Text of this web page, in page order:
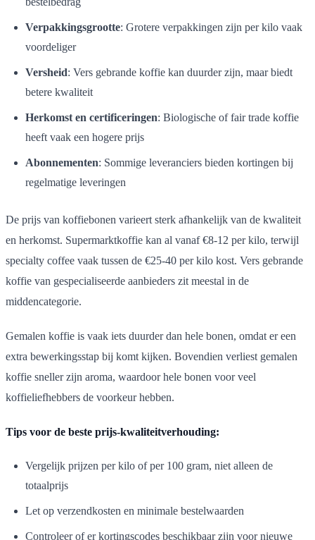
Verpakkingsgrootte: Grotere verpakkingen zijn per kilo vaak
voordeliger
Versheid: Vers gebrande koffie kan duurder zijn, maar biedt
betere kwaliteit
Herkomst en certificeringen: Biologische of fair trade koffie
heeft vaak een hogere prijs
Abonnementen: Sommige leveranciers bieden kortingen bij
regelmatige leveringen
De prijs van koffiebonen varieert sterk afhankelijk van de kwaliteit
en herkomst. Supermarktkoffie kan al vanaf €8-12 per kilo, terwijl
specialty coffee vaak tussen de €25-40 per kilo kost. Vers gebrande
koffie van gespecialiseerde aanbieders zit meestal in de
middencategorie.
Gemalen koffie is vaak iets duurder dan hele bonen, omdat er een
extra bewerkingsstap bij komt kijken. Bovendien verliest gemalen
koffie sneller zijn aroma, waardoor hele bonen voor veel
koffieliefhebbers de voorkeur hebben.
Tips voor de beste prijs-kwaliteitverhouding:
Vergelijk prijzen per kilo of per 100 gram, niet alleen de
totaalprijs
Let op verzendkosten en minimale bestelwaarden
Controleer of er kortingscodes beschikbaar zijn voor nieuwe